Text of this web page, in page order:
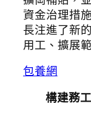
資金治理措
長注進了新
用工、擴展
包養網
構建務